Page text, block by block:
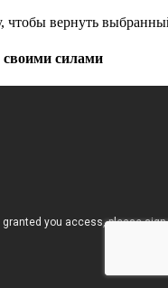
чтобы вернуть
своими силами